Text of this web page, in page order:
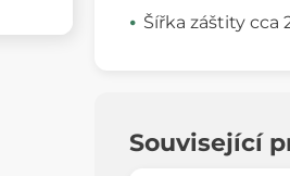
Šířka záštity cca
Související